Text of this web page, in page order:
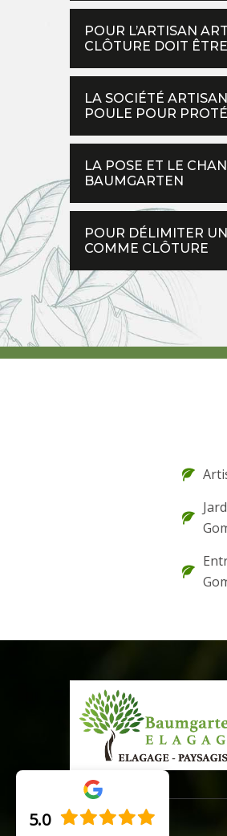
POUR L’ARTISAN
CLÔTURE DOIT
LA SOCIÉTÉ
POULE POUR
LA POSE ET LE
BAUMGARTEN
POUR DÉLIMITER
COMME CLÔTURE
5.0